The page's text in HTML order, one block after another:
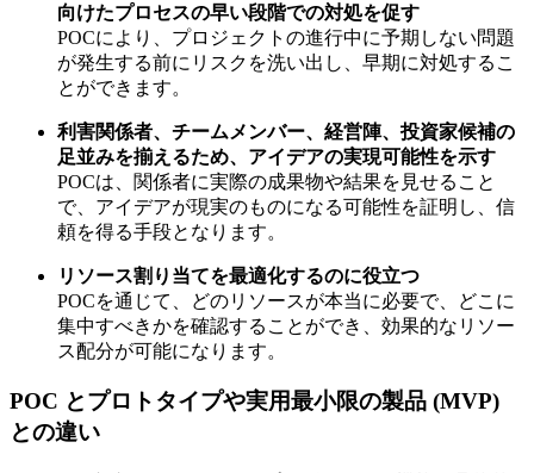
向けたプロセスの早い段階での対処を促す
POCにより、プロジェクトの進行中に予期しない問題
が発生する前にリスクを洗い出し、早期に対処するこ
とができます。
利害関係者、チームメンバー、経営陣、投資家候補の
足並みを揃えるため、アイデアの実現可能性を示す
POCは、関係者に実際の成果物や結果を見せること
で、アイデアが現実のものになる可能性を証明し、信
頼を得る手段となります。
リソース割り当てを最適化するのに役立つ
POCを通じて、どのリソースが本当に必要で、どこに
集中すべきかを確認することができ、効果的なリソー
ス配分が可能になります。
POC とプロトタイプや実用最小限の製品 (MVP)
との違い